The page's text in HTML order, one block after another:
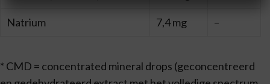
Natrium 7,4 mg –
* CMD = concentrated mineral drops (geconcentreerd